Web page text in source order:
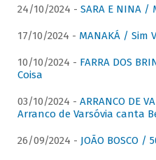
24/10/2024 - SARA E NINA
17/10/2024 - MANAKÁ / Sim
10/10/2024 - FARRA DOS
Coisa
03/10/2024 - ARRANCO DE
Arranco de Varsóvia canta
26/09/2024 - JOÃO BOSCO /